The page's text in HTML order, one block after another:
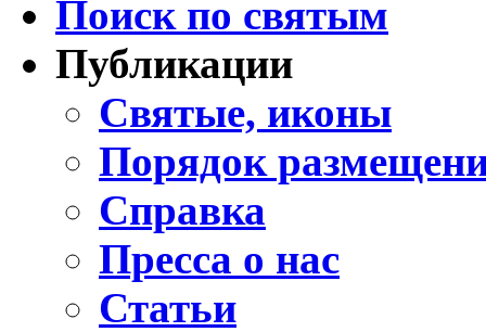
Поиск по святым
Публикации
Святые, иконы
Порядок
Справка
Пресса о нас
Статьи